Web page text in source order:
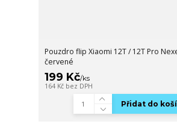
Pouzdro flip Xiaomi 12T / 12T Pro
červené
199 Kč/ks
164 Kč bez DPH
Přidat do